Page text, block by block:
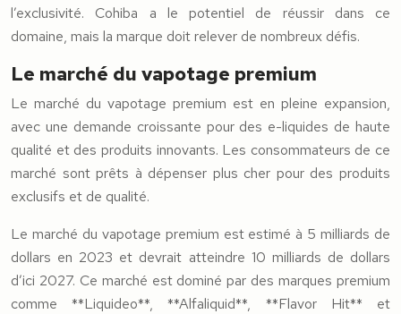
l’exclusivité. Cohiba a le potentiel de réussir dans ce
domaine, mais la marque doit relever de nombreux défis.
Le marché du vapotage premium
Le marché du vapotage premium est en pleine expansion,
avec une demande croissante pour des e-liquides de haute
qualité et des produits innovants. Les consommateurs de ce
marché sont prêts à dépenser plus cher pour des produits
exclusifs et de qualité.
Le marché du vapotage premium est estimé à 5 milliards de
dollars en 2023 et devrait atteindre 10 milliards de dollars
d’ici 2027. Ce marché est dominé par des marques premium
comme **Liquideo**, **Alfaliquid**, **Flavor Hit** et